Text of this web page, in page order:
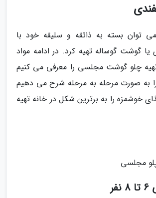
توان بسته به ذائقه و سلیقه خود با
گوشت گوساله تهیه کرد. در ادامه مواد
تهیه چلو گوشت مجلسی را معرفی می کنیم
به صورت مرحله به مرحله شرح می دهیم
خوشمزه را به برترین شکل در خانه تهیه
مجلسی